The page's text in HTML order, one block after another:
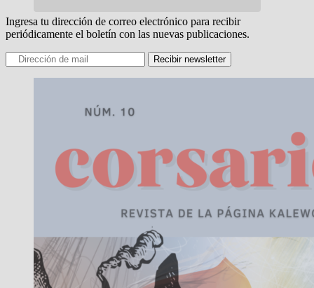
Ingresa tu dirección de correo electrónico para recibir
periódicamente el boletín con las nuevas publicaciones.
Recibir newsletter